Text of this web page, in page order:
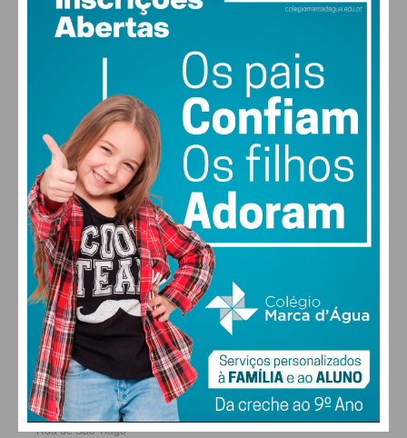
65% humidade
28°
SÁB
27
DOM
28°
SEG
30°
ALTERAR
FARMACIAS DE SERVIÇO EM PAÇOS DE
FERREIRA